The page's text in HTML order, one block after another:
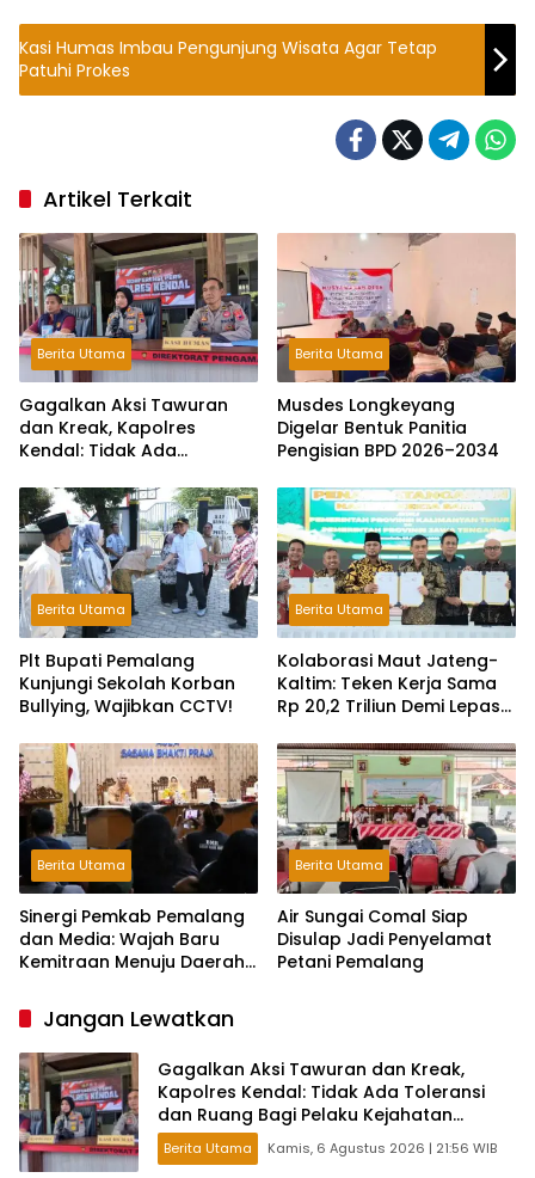
Kasi Humas Imbau Pengunjung Wisata Agar Tetap
Patuhi Prokes
Artikel Terkait
Berita Utama
Gagalkan Aksi Tawuran
dan Kreak, Kapolres
Kendal: Tidak Ada
Pelaku Kejahatan Jalanan
Berita Utama
Musdes Longkeyang
Digelar Bentuk Panitia
Pengisian BPD 2026–2034
Berita Utama
Plt Bupati Pemalang
Kunjungi Sekolah Korban
Bullying, Wajibkan CCTV!
Berita Utama
Kolaborasi Maut Jateng-
Kaltim: Teken Kerja Sama
Rp 20,2 Triliun Demi Lepas
Berita Utama
Sinergi Pemkab Pemalang
dan Media: Wajah Baru
Kemitraan Menuju Daerah
Berita Utama
Air Sungai Comal Siap
Disulap Jadi Penyelamat
Petani Pemalang
Jangan Lewatkan
Gagalkan Aksi Tawuran dan Kreak,
Kapolres Kendal: Tidak Ada Toleransi
dan Ruang Bagi Pelaku Kejahatan
Jalanan
Berita Utama Kamis, 6 Agustus 2026 | 21:56 WIB